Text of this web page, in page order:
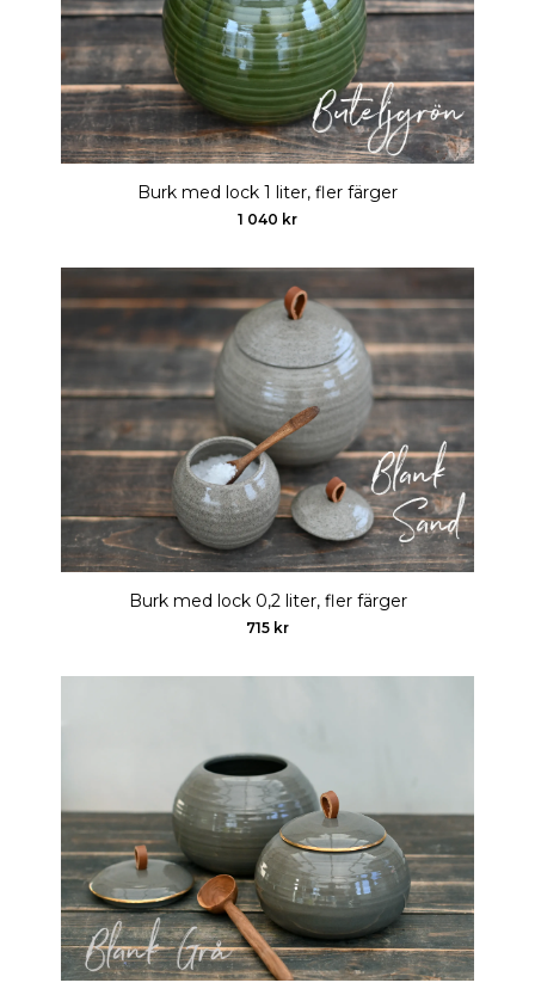
Burk med lock 1 liter, fler färger
1 040 kr
Burk med lock 0,2 liter, fler färger
715 kr